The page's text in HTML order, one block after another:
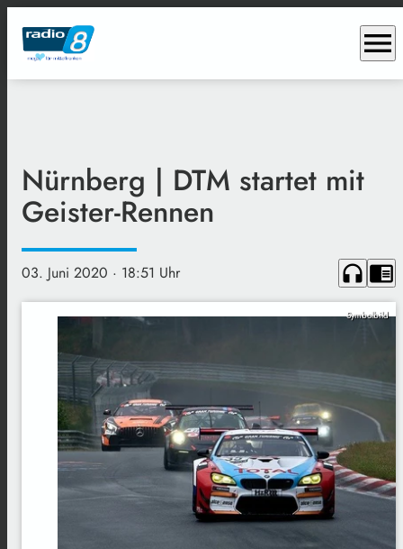
menu
Nürnberg | DTM startet mit
Geister-Rennen
03. Juni 2020 · 18:51 Uhr headphones chrome_reader_mode
Symbolbild